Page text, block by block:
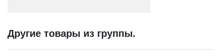
Другие товары из группы.